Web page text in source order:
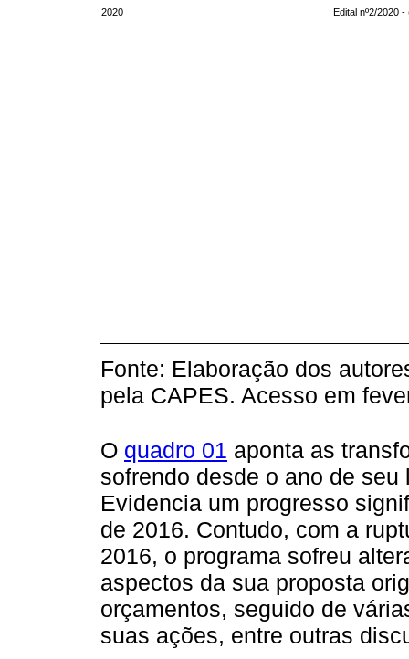
2020 Edital nº2/2020
Fonte: Elaboração dos
pela CAPES. Acesso em
O quadro 01 aponta as
sofrendo desde o ano de
Evidencia um progresso
de 2016. Contudo, com a
2016, o programa sofreu
aspectos da sua proposta
orçamentos, seguido de
suas ações, entre outras